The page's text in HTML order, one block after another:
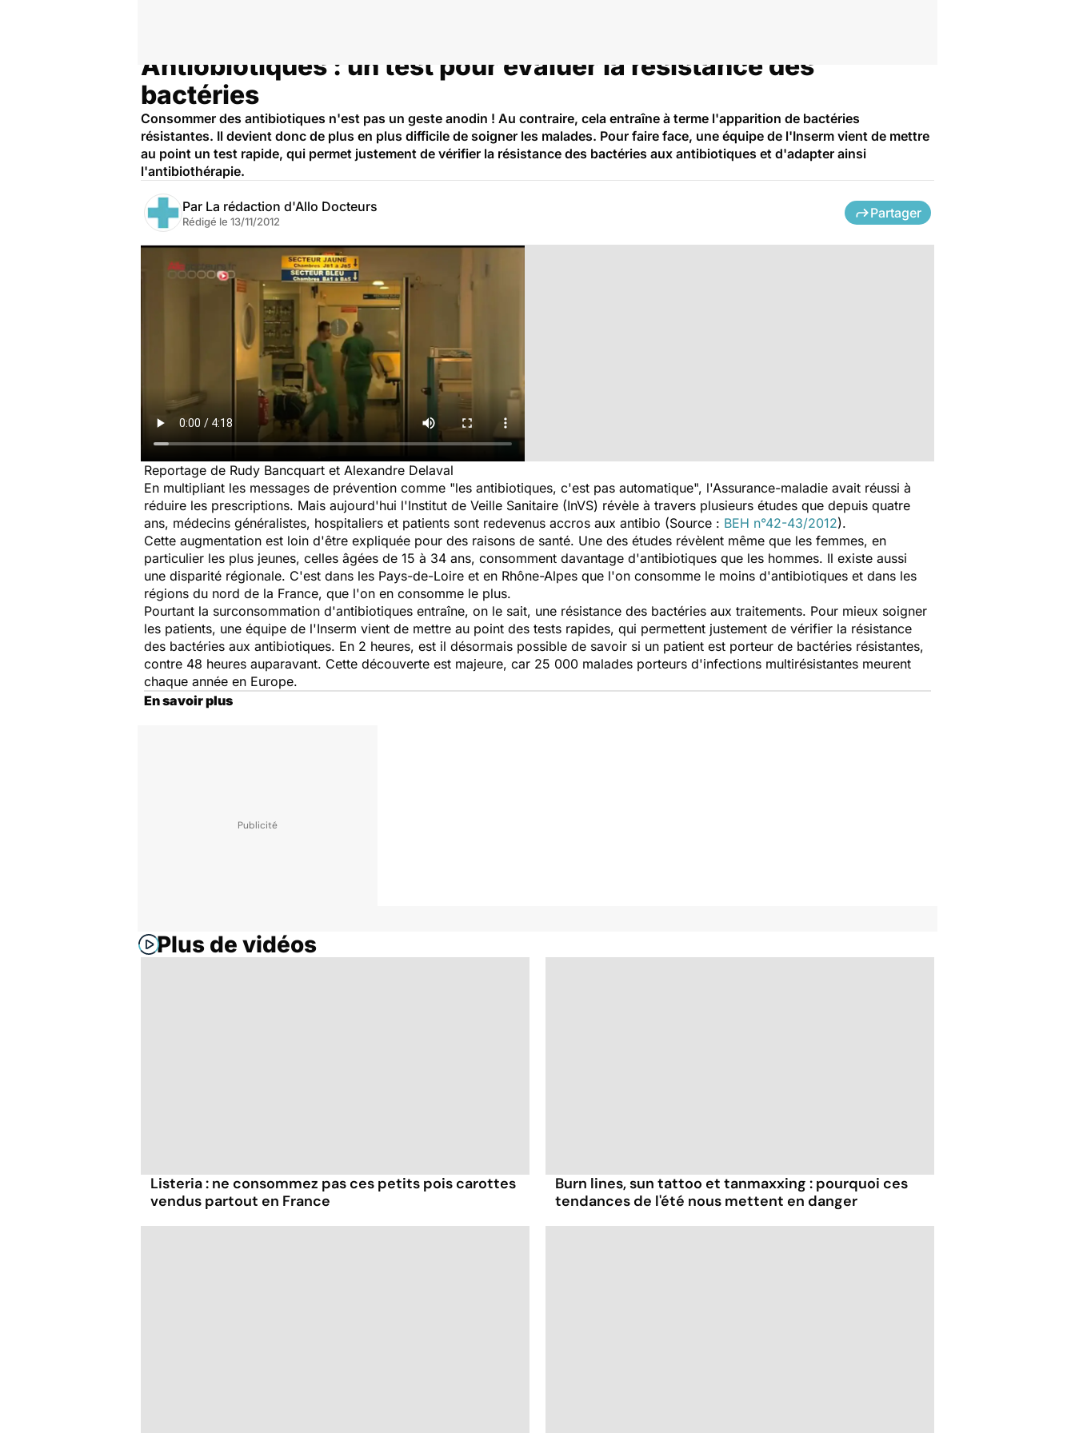
Antiobiotiques : un test pour évaluer la résistance des
bactéries
Consommer des antibiotiques n'est pas un geste anodin ! Au contraire, cela entraîne à terme l'apparition de bactéries
résistantes. Il devient donc de plus en plus difficile de soigner les malades. Pour faire face, une équipe de l'Inserm vient de mettre
au point un test rapide, qui permet justement de vérifier la résistance des bactéries aux antibiotiques et d'adapter ainsi
l'antibiothérapie.
Par La rédaction d'Allo Docteurs
Rédigé le 13/11/2012
Partager
Reportage de Rudy Bancquart et Alexandre Delaval
En multipliant les messages de prévention comme "les antibiotiques, c'est pas automatique", l'Assurance-maladie avait réussi à
réduire les prescriptions. Mais aujourd'hui l'Institut de Veille Sanitaire (InVS) révèle à travers plusieurs études que depuis quatre
ans, médecins généralistes, hospitaliers et patients sont redevenus accros aux antibio (Source : BEH n°42-43/2012).
Cette augmentation est loin d'être expliquée pour des raisons de santé. Une des études révèlent même que les femmes, en
particulier les plus jeunes, celles âgées de 15 à 34 ans, consomment davantage d'antibiotiques que les hommes. Il existe aussi
une disparité régionale. C'est dans les Pays-de-Loire et en Rhône-Alpes que l'on consomme le moins d'antibiotiques et dans les
régions du nord de la France, que l'on en consomme le plus.
Pourtant la surconsommation d'antibiotiques entraîne, on le sait, une résistance des bactéries aux traitements. Pour mieux soigner
les patients, une équipe de l'Inserm vient de mettre au point des tests rapides, qui permettent justement de vérifier la résistance
des bactéries aux antibiotiques. En 2 heures, est il désormais possible de savoir si un patient est porteur de bactéries résistantes,
contre 48 heures auparavant. Cette découverte est majeure, car 25 000 malades porteurs d'infections multirésistantes meurent
chaque année en Europe.
En savoir plus
Plus de vidéos
Listeria : ne consommez pas ces petits pois carottes
vendus partout en France
Burn lines, sun tattoo et tanmaxxing : pourquoi ces
tendances de l'été nous mettent en danger